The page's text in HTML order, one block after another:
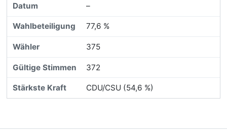
–
77,6 %
375
372
CDU/CSU (54,6 %)